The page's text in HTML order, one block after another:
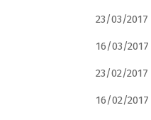
23/03/2017
16/03/2017
23/02/2017
16/02/2017